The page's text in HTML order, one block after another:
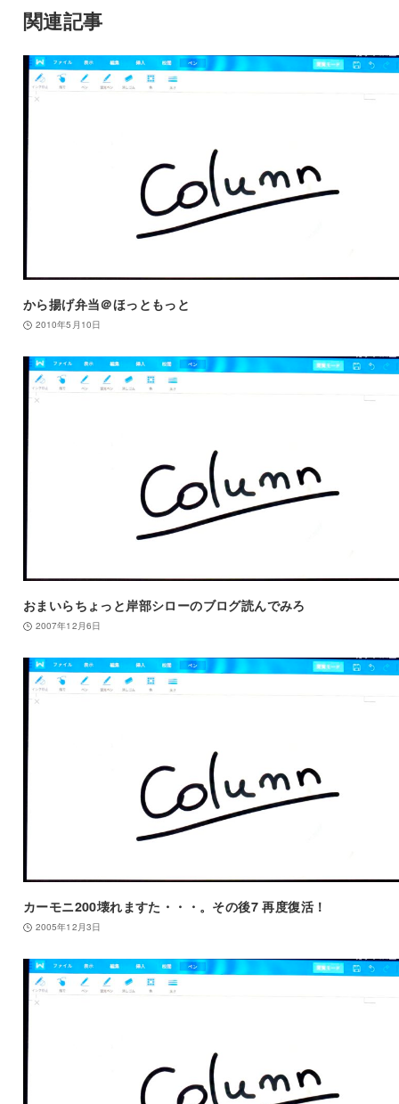
関連記事
から揚げ弁当＠ほっともっと
2010年5月10日
おまいらちょっと岸部シローのブログ読んでみろ
2007年12月6日
カーモニ200壊れますた・・・。その後7 再度復活！
2005年12月3日